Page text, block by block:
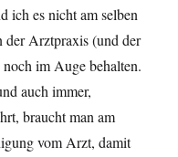
ich es nicht am selben
der Arztpraxis (und der
im Auge behalten.
auch immer,
braucht man am
vom Arzt, damit